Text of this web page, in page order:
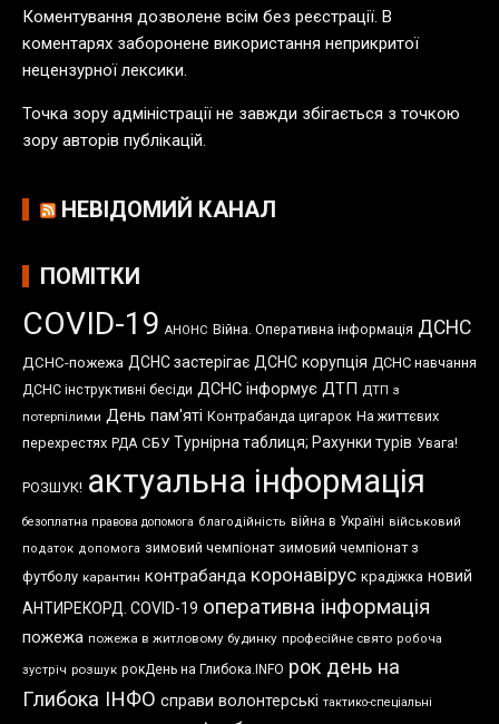
Коментування дозволене всім без реєстрації. В
коментарях заборонене використання неприкритої
нецензурної лексики.
Точка зору адміністрації не завжди збігається з точкою
зору авторів публікацій.
НЕВІДОМИЙ КАНАЛ
ПОМІТКИ
COVID-19 АНОНС Війна. Оперативна інформація ДСНС
ДСНС-пожежа ДСНС застерігає ДСНС корупція ДСНС навчання
ДСНС інструктивні бесіди ДСНС інформує ДТП ДТП з
потерпілими День пам'яті Контрабанда цигарок На життєвих
перехрестях РДА СБУ Турнірна таблиця; Рахунки турів Увага!
РОЗШУК! актуальна інформація
безоплатна правова допомога благодійність війна в Україні військовий
податок допомога зимовий чемпіонат зимовий чемпіонат з
футболу карантин контрабанда коронавірус крадіжка новий
АНТИРЕКОРД. COVID-19 оперативна інформація
пожежа пожежа в житловому будинку професійне свято робоча
зустріч розшук рокДень на Глибока.INFO рок день на
Глибока ІНФО справи волонтерські тактико-спеціальні